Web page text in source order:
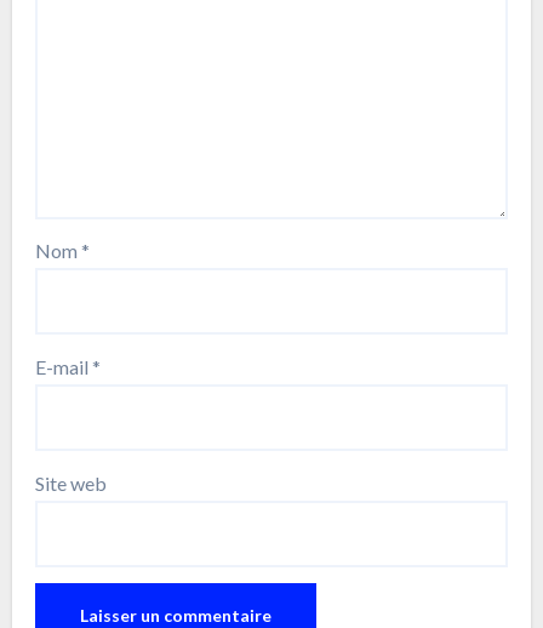
Nom *
E-mail *
Site web